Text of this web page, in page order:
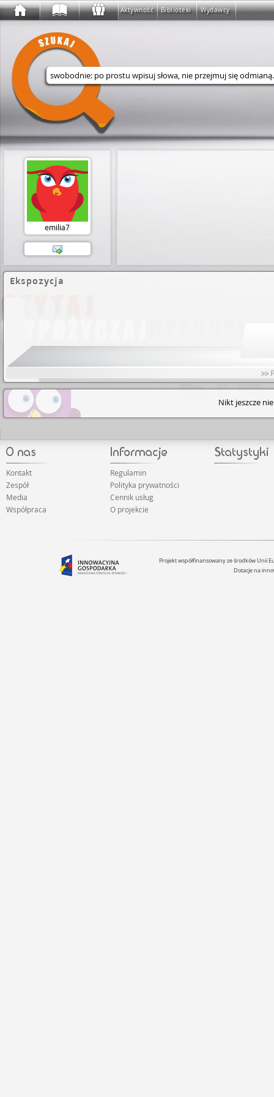
Aktywność Biblioteki Wydawcy
Wyszukaj w serwisie
emilia7
Ekspozycja
>>
Nikt jeszcze
Kontakt
Zespół
Media
Współpraca
Regulamin
Polityka prywatności
Cennik usług
O projekcie
Projekt współfinansowany ze środków Unii
Dotacje na